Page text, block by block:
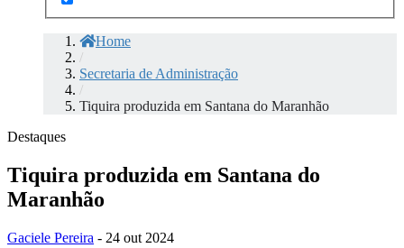
Home
/
Secretaria de Administração
/
Tiquira produzida em Santana do Maranhão
Destaques
Tiquira produzida em Santana do
Maranhão
Gaciele Pereira - 24 out 2024